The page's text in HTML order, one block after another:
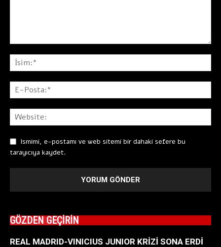
Ismimi, e-postamı ve web sitemi bir dahaki sefere bu
tarayıcıya kaydet.
GÖZDEN GEÇİRİN
REAL MADRID-VINICIUS JUNIOR KRİZİ SONA ERDİ